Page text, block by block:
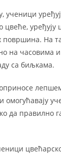
ученици
уређују
површина. На
на часовима и
са биљкама.
омогућавају
да правилно